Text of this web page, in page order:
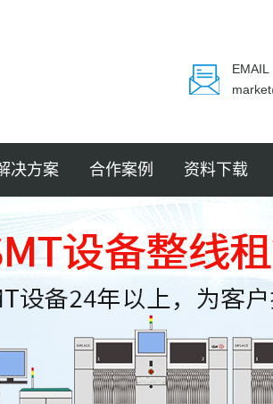
EMAIL
决方案
导体封装
车电子
LED
元件贴装
合作案例 资料下载